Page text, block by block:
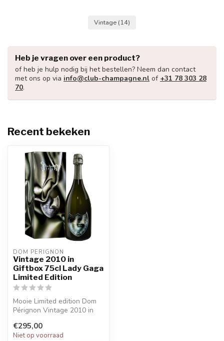
Vintage (14)
Heb je vragen over een product?
of heb je hulp nodig bij het bestellen? Neem dan contact
met ons op via info@club-champagne.nl of +31 78 303 28
70.
Recent bekeken
DOM PÉRIGNON
Vintage 2010 in
Giftbox 75cl Lady Gaga
Limited Edition
Mooie Limited edition Dom
Pérignon Vintage 2010 in
Lad...
€295,00
Niet op voorraad